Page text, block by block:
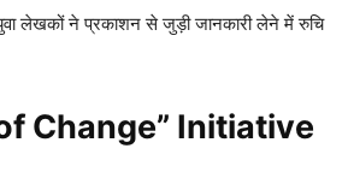
लेखकों ने प्रकाशन से जुड़ी जानकारी लेने में रुचि
Change” Initiative